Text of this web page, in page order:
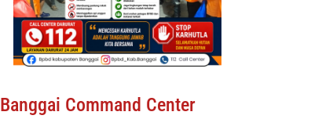
Banggai Command Center